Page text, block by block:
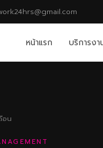
หน้าแรก บริการง
อน